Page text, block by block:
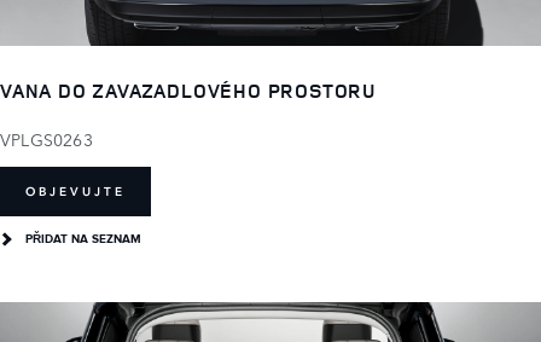
VANA DO ZAVAZADLOVÉHO PROSTORU
VPLGS0263
OBJEVUJTE
PŘIDAT NA SEZNAM